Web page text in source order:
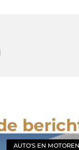
AUTO'S EN MOTOREN